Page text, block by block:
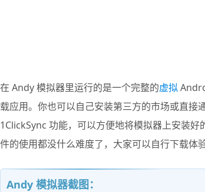
在 Andy 模拟器里运行的是一个完整的虚拟
载应用。你也可以自己安装第三方的市场或直接
1ClickSync 功能，可以方便地将模拟器上安装
件的使用都没什么难度了，大家可以自行下载体验
Andy 模拟器截图：